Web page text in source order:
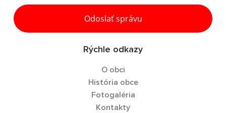
Odoslať správu
Rýchle odkazy
O obci
História obce
Fotogaléria
Kontakty